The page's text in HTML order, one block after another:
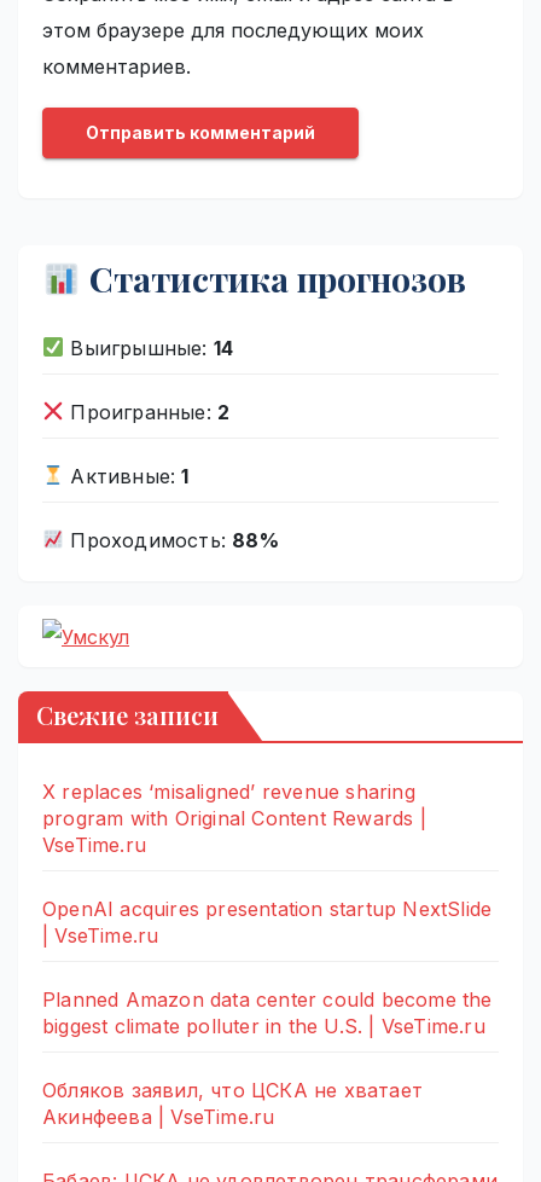
этом браузере для последующих моих
комментариев.
Статистика прогнозов
Выигрышные: 14
Проигранные: 2
Активные:1
Проходимость: 88%
Свежие записи
X replaces ‘misaligned’ revenue sharing
program with Original Content Rewards |
VseTime.ru
OpenAI acquires presentation startup NextSlide
| VseTime.ru
Planned Amazon data center could become the
biggest climate polluter in the U.S. | VseTime.ru
Обляков заявил, что ЦСКА не хватает
Акинфеева | VseTime.ru